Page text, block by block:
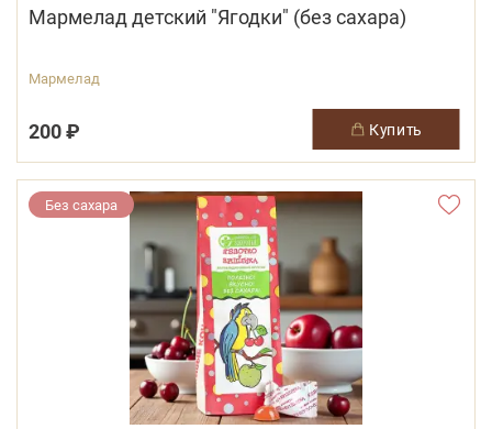
Мармелад детский "Ягодки" (без сахара)
Мармелад
200 ₽ купить
Без сахара